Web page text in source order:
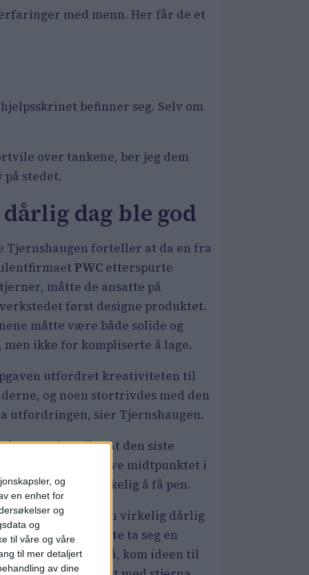
og
en enhet for
og
og
til våre og våre
til mer detaljert
av dine
med menn. Her får de et
befinner seg. Selv om
over tankene, ber jeg dem
stedet.
dårlig dag ble god
Tjernshaugen forteller at da en fra
PWC etterspurte
måtte de ansatte på
først designe produktet.
måtte være både solide og
men ikke for kompliserte å lage.
utfordret kreativiteten til
og noen stortrivdes med den
utfordringen, sier Tjernshaugen.
forteller at den siste
detaljen, selve midtpunktet i
var vanskelig å få pen.
jentene hadde en virkelig dårlig
jeg sa at hun måtte ta seg en
Idet hun skulle gå, kom ideen til